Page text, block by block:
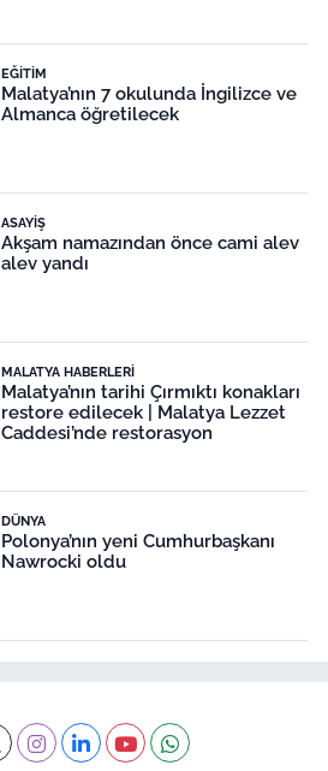
EĞITIM
Malatya’nın 7 okulunda İngilizce ve
Almanca öğretilecek
ASAYIŞ
Akşam namazından önce cami alev
alev yandı
MALATYA HABERLERI
Malatya’nın tarihi Çırmıktı konakları
restore edilecek | Malatya Lezzet
Caddesi’nde restorasyon
DÜNYA
Polonya’nın yeni Cumhurbaşkanı
Nawrocki oldu